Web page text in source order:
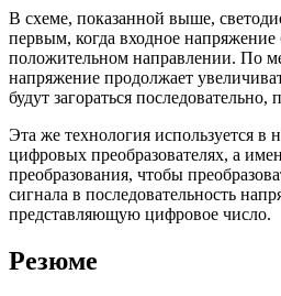
В схеме, показанной выше,
первым, когда входное напряжение
положительном направлении. По
напряжение продолжает
будут загораться последовательно,
Эта же технология используется в
цифровых преобразователях, а
преобразования, чтобы
сигнала в последовательность
представляющую цифровое число.
Резюме